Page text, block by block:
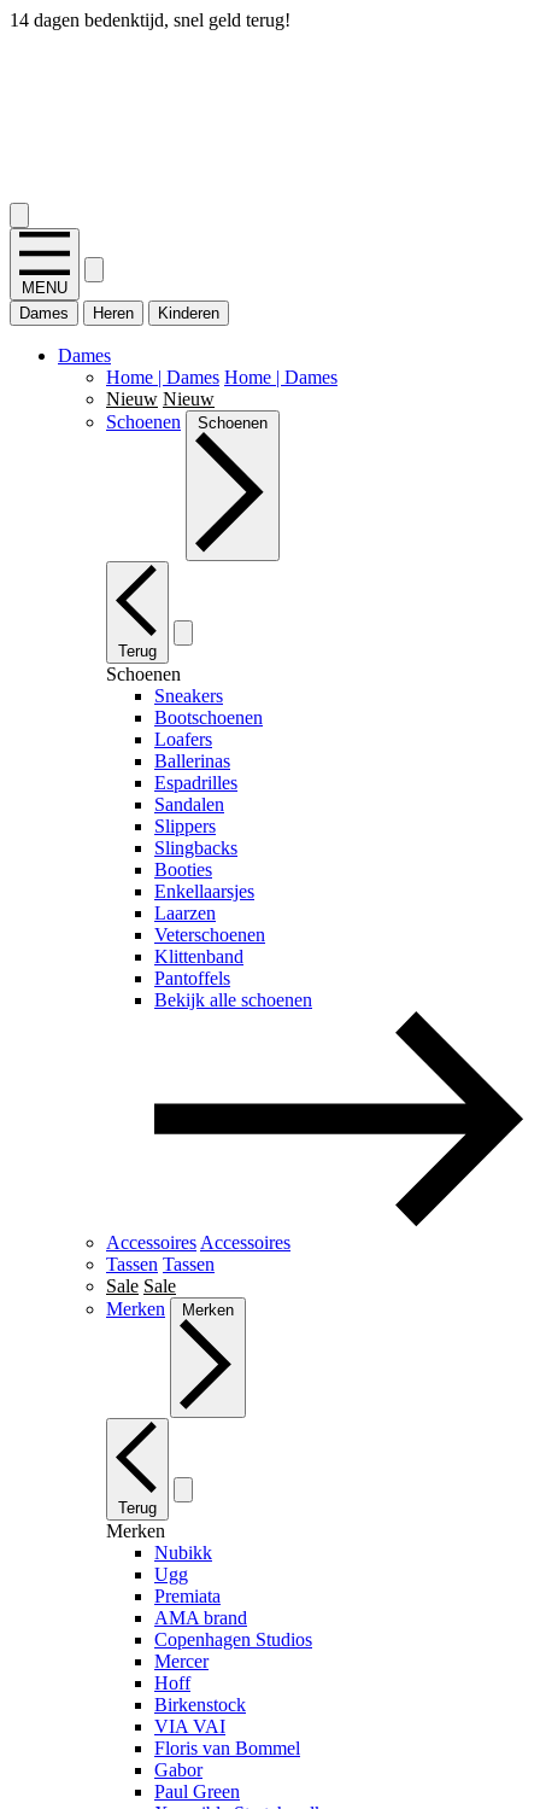
14 dagen bedenktijd, snel geld terug!
MENU
Dames
Heren Kinderen
Dames
Home | Dames Home | Dames
Nieuw Nieuw
Schoenen
Schoenen
Terug
Schoenen
Sneakers
Bootschoenen
Loafers
Ballerinas
Espadrilles
Sandalen
Slippers
Slingbacks
Booties
Enkellaarsjes
Laarzen
Veterschoenen
Klittenband
Pantoffels
Bekijk alle schoenen
Accessoires Accessoires
Tassen Tassen
Sale Sale
Merken
Merken
Terug
Merken
Nubikk
Ugg
Premiata
AMA brand
Copenhagen Studios
Mercer
Hoff
Birkenstock
VIA VAI
Floris van Bommel
Gabor
Paul Green